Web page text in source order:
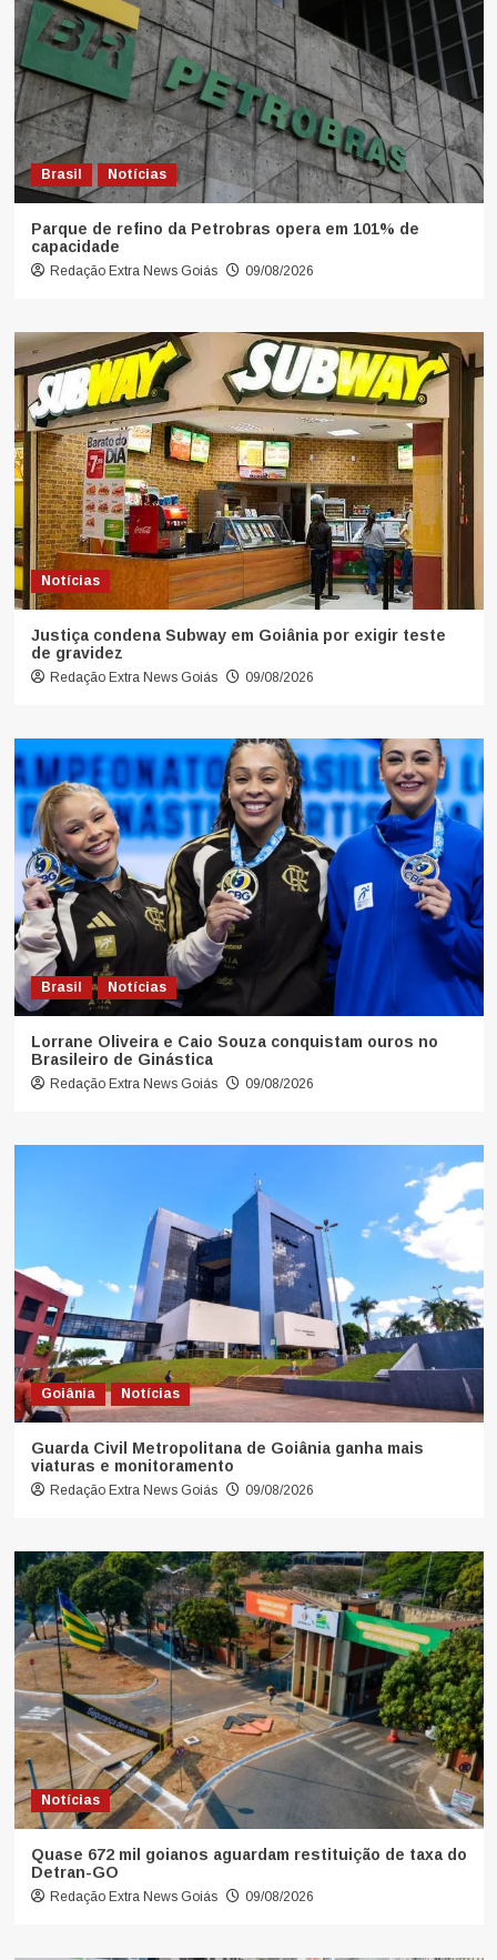
Brasil Notícias
Parque de refino da Petrobras opera em 101% de
capacidade
Redação Extra News Goiás 09/08/2026
Notícias
Justiça condena Subway em Goiânia por exigir teste
de gravidez
Redação Extra News Goiás 09/08/2026
Brasil Notícias
Lorrane Oliveira e Caio Souza conquistam ouros no
Brasileiro de Ginástica
Redação Extra News Goiás 09/08/2026
Goiânia Notícias
Guarda Civil Metropolitana de Goiânia ganha mais
viaturas e monitoramento
Redação Extra News Goiás 09/08/2026
Notícias
Quase 672 mil goianos aguardam restituição de taxa do
Detran-GO
Redação Extra News Goiás 09/08/2026